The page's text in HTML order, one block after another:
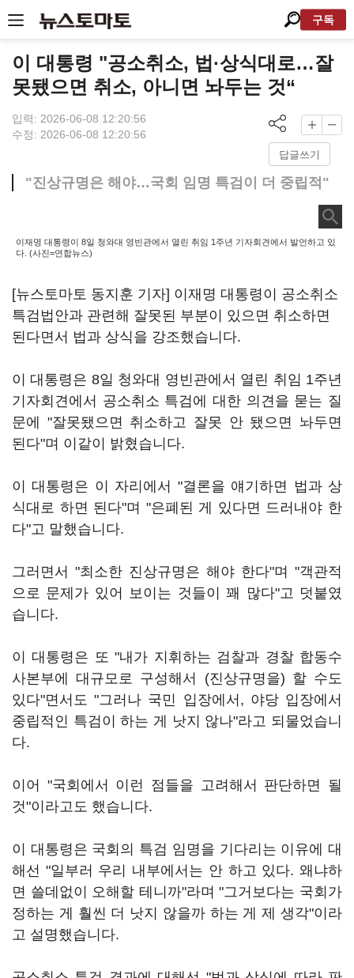
구독
이 대통령 "공소취소, 법·상식대로…잘
못됐으면 취소, 아니면 놔두는 것“
입력: 2026-06-08 12:20:56
수정: 2026-06-08 12:20:56
답글쓰기
"진상규명은 해야…국회 임명 특검이 더 중립적"
이재명 대통령이 8일 청와대 영빈관에서 열린 취임 1주년 기자회견에서 발언하고 있
다. (사진=연합뉴스)
[뉴스토마토 동지훈 기자] 이재명 대통령이 공소취소
특검법안과 관련해 잘못된 부분이 있으면 취소하면
된다면서 법과 상식을 강조했습니다.
이 대통령은 8일 청와대 영빈관에서 열린 취임 1주년
기자회견에서 공소취소 특검에 대한 의견을 묻는 질
문에 "잘못됐으면 취소하고 잘못 안 됐으면 놔두면
된다"며 이같이 밝혔습니다.
이 대통령은 이 자리에서 "결론을 얘기하면 법과 상
식대로 하면 된다"며 "은폐된 게 있다면 드러내야 한
다"고 말했습니다.
그러면서 "최소한 진상규명은 해야 한다"며 "객관적
으로 문제가 있어 보이는 것들이 꽤 많다"고 덧붙였
습니다.
이 대통령은 또 "내가 지휘하는 검찰과 경찰 합동수
사본부에 대규모로 구성해서 (진상규명을) 할 수도
있다"면서도 "그러나 국민 입장에서, 야당 입장에서
중립적인 특검이 하는 게 낫지 않나"라고 되물었습니
다.
이어 "국회에서 이런 점들을 고려해서 판단하면 될
것"이라고도 했습니다.
이 대통령은 국회의 특검 임명을 기다리는 이유에 대
해선 "일부러 우리 내부에서는 안 하고 있다. 왜냐하
면 쓸데없이 오해할 테니까"라며 "그거보다는 국회가
정하는 게 훨씬 더 낫지 않을까 하는 게 제 생각"이라
고 설명했습니다.